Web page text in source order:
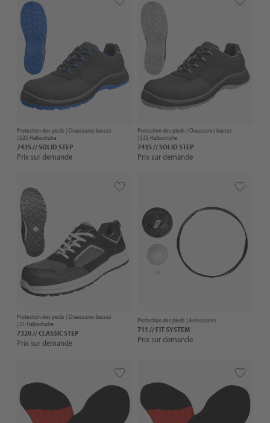
Protection des pieds |Chaussures basses
| S3S Halbschuhe
7435 // SOLID STEP
Prix sur demande
Protection des pieds |Chaussures basses
| S3S Halbschuhe
7435 // SOLID STEP
Prix sur demande
Protection des pieds |Chaussures basses
| S1 Halbschuhe
7320 // CLASSIC STEP
Prix sur demande
Protection des pieds |Accessoires
711 // FIT SYSTEM
Prix sur demande